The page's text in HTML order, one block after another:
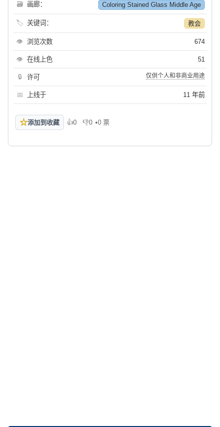
🗃 画廊： Coloring Stained Glass Middle Age
🏷 关键词： 教会
👁 浏览次数 674
👁 在线上色 51
🔒 许可 仅供个人和非商业用途
📅 上线于 11 年前
☆添加到收藏 👍0
喜欢 👎0
不喜欢
•0 票